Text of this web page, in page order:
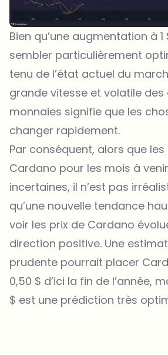
Bien qu’une augmentation à 1
sembler particulièrement
tenu de l’état actuel du
grande vitesse et volatile
monnaies signifie que les
changer rapidement.
Par conséquent, alors que
Cardano pour les mois à
incertaines, il n’est pas
qu’une nouvelle tendance
voir les prix de Cardano
direction positive. Une
prudente pourrait placer
0,50 $ d’ici la fin de l’année,
$ est une prédiction très